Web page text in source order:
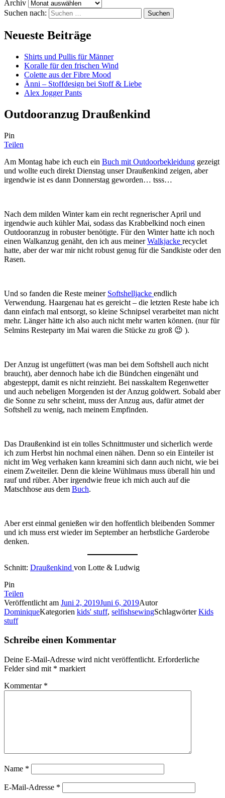
Archiv
Suchen nach:
Neueste Beiträge
Shirts und Pullis für Männer
Koralle für den frischen Wind
Colette aus der Fibre Mood
Änni – Stoffdesign bei Stoff & Liebe
Alex Jogger Pants
Outdooranzug Draußenkind
Pin
Teilen
Am Montag habe ich euch ein Buch mit Outdoorbekleidung gezeigt
und wollte euch direkt Dienstag unser Draußenkind zeigen, aber
irgendwie ist es dann Donnerstag geworden… tsss…
Nach dem milden Winter kam ein recht regnerischer April und
irgendwie auch kühler Mai, sodass das Krabbelkind noch einen
Outdooranzug in robuster benötigte. Für den Winter hatte ich noch
einen Walkanzug genäht, den ich aus meinerWalkjacke recyclet
hatte, aber der war mir nicht robust genug für die Sandkiste oder den
Rasen.
Und so fanden die Reste meiner Softshelljacke endlich
Verwendung. Haargenau hat es gereicht – die letzten Reste habe ich
dann einfach mal entsorgt, so kleine Schnipsel verarbeitet man nicht
mehr. Länger hätte ich also auch nicht mehr warten können. (nur für
Selmins Resteparty im Mai waren die Stücke zu groß 😉 ).
Der Anzug ist ungefüttert (was man bei dem Softshell auch nicht
braucht), aber dennoch habe ich die Bündchen eingenäht und
abgesteppt, damit es nicht reinzieht. Bei nasskaltem Regenwetter
und auch nebeligen Morgenden ist der Anzug goldwert. Sobald aber
die Sonne zu sehr scheint, muss der Anzug aus, dafür atmet der
Softshell zu wenig, nach meinem Empfinden.
Das Draußenkind ist ein tolles Schnittmuster und sicherlich werde
ich zum Herbst hin nochmal einen nähen. Denn so ein Einteiler ist
nicht im Weg verhaken kann kreamini sich dann auch nicht, wie bei
einem Zweiteiler. Denn die kleine Wühlmaus muss überall hin und
rauf und rüber. Aber irgendwie freue ich mich auch auf die
Matschhose aus dem Buch.
Aber erst einmal genießen wir den hoffentlich bleibenden Sommer
und ich muss erst wieder im September an herbstliche Garderobe
denken.
Schnitt: Draußenkind von Lotte & Ludwig
Pin
Teilen
Veröffentlicht am Juni 2, 2019Juni 6, 2019Autor
DominiqueKategorien kids' stuff, selfishsewingSchlagwörterKids
stuff
Schreibe einen Kommentar
Deine E-Mail-Adresse wird nicht veröffentlicht. Erforderliche
Felder sind mit * markiert
Kommentar *
Name *
E-Mail-Adresse *